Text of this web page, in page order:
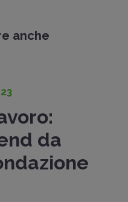
anche
da